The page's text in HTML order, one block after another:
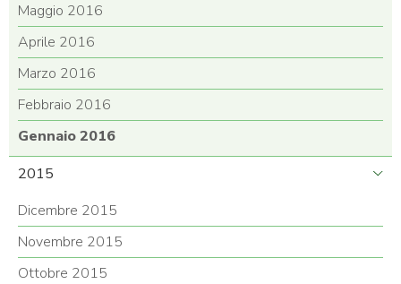
Maggio 2016
Aprile 2016
Marzo 2016
Febbraio 2016
Gennaio 2016
2015
Dicembre 2015
Novembre 2015
Ottobre 2015